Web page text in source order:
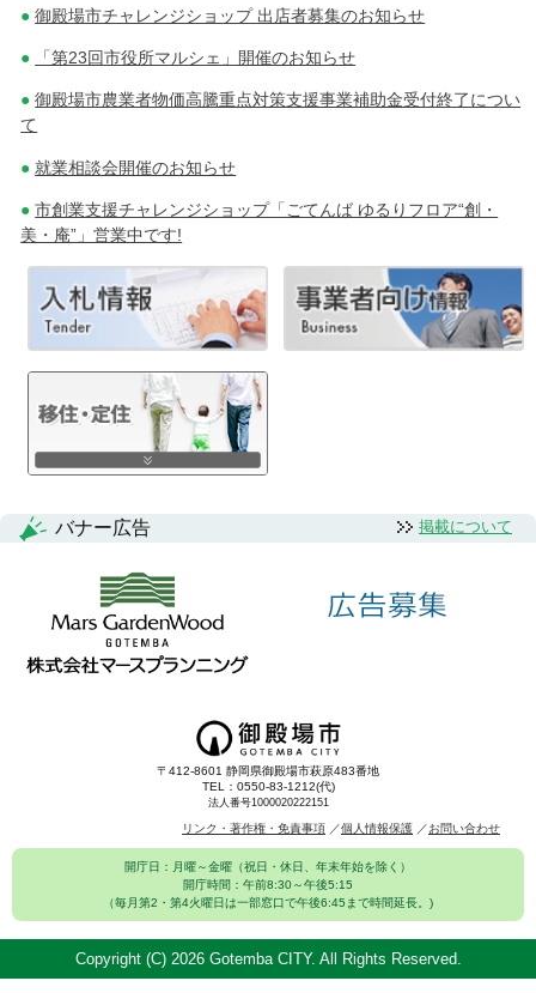
御殿場市チャレンジショップ 出店者募集のお知らせ
「第23回市役所マルシェ」開催のお知らせ
御殿場市農業者物価高騰重点対策支援事業補助金受付終了につい
て
就業相談会開催のお知らせ
市創業支援チャレンジショップ「ごてんば ゆるりフロア“創・
美・庵”」営業中です!
バナー広告 掲載について
〒412-8601 静岡県御殿場市萩原483番地
TEL：0550-83-1212(代)
法人番号1000020222151
リンク・著作権・免責事項 個人情報保護 お問い合わせ
開庁日：月曜～金曜（祝日・休日、年末年始を除く）
開庁時間：午前8:30～午後5:15
（毎月第2・第4火曜日は一部窓口で午後6:45まで時間延長。)
Copyright (C) 2026 Gotemba CITY. All Rights Reserved.